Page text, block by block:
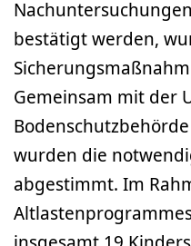
bestätigt werden,
Gemeinsam mit der
wurden die
abgestimmt. Im